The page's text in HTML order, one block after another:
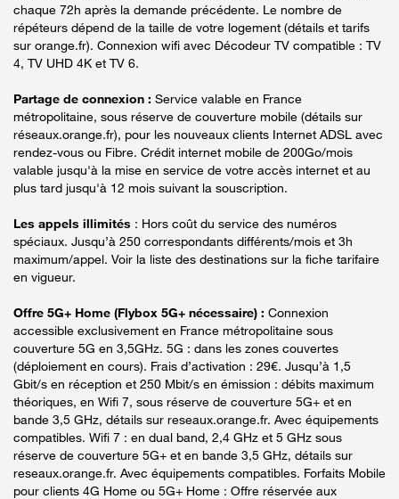
chaque 72h après la demande précédente. Le nombre de
répéteurs dépend de la taille de votre logement (détails et tarifs
sur orange.fr). Connexion wifi avec Décodeur TV compatible : TV
4, TV UHD 4K et TV 6.
Partage de connexion : Service valable en France
métropolitaine, sous réserve de couverture mobile (détails sur
réseaux.orange.fr), pour les nouveaux clients Internet ADSL avec
rendez-vous ou Fibre. Crédit internet mobile de 200Go/mois
valable jusqu'à la mise en service de votre accès internet et au
plus tard jusqu'à 12 mois suivant la souscription.
Les appels illimités : Hors coût du service des numéros
spéciaux. Jusqu’à 250 correspondants différents/mois et 3h
maximum/appel. Voir la liste des destinations sur la fiche tarifaire
en vigueur.
Offre 5G+ Home (Flybox 5G+ nécessaire) : Connexion
accessible exclusivement en France métropolitaine sous
couverture 5G en 3,5GHz. 5G : dans les zones couvertes
(déploiement en cours). Frais d’activation : 29€. Jusqu’à 1,5
Gbit/s en réception et 250 Mbit/s en émission : débits maximum
théoriques, en Wifi 7, sous réserve de couverture 5G+ et en
bande 3,5 GHz, détails sur reseaux.orange.fr. Avec équipements
compatibles. Wifi 7 : en dual band, 2,4 GHz et 5 GHz sous
réserve de couverture 5G+ et en bande 3,5 GHz, détails sur
reseaux.orange.fr. Avec équipements compatibles. Forfaits Mobile
pour clients 4G Home ou 5G+ Home : Offre réservée aux